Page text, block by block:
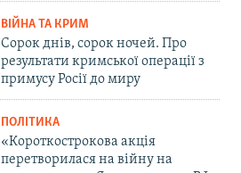
ВІЙНА ТА КРИМ
Сорок днів, сорок ночей. Про
результати кримської операції з
примусу Росії до миру
ПОЛІТИКА
«Короткострокова акція
перетворилася на війну на